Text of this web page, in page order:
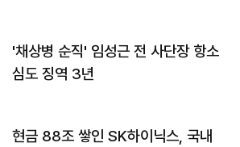
'채상병 순직' 임성근 전 사단장 항소
심도 징역 3년
현금 88조 쌓인 SK하이닉스, 국내